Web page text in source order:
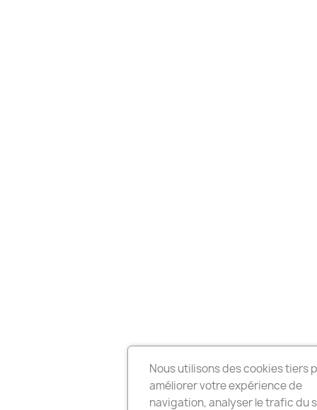
Nous utilisons des cookies tiers
améliorer votre expérience de
navigation, analyser le trafic du